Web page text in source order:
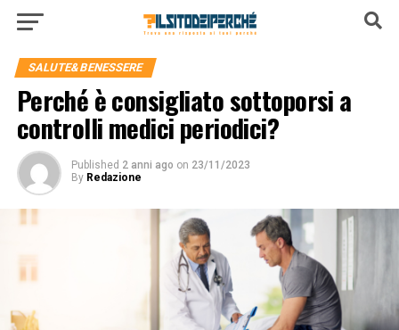
SALUTE&BENESSERE
Perché è consigliato sottoporsi a
controlli medici periodici?
Published 2 anni ago on 23/11/2023
By Redazione